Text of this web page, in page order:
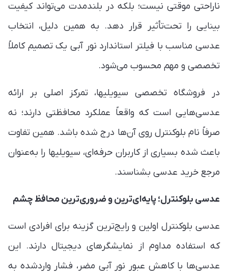
ناراحتی موقتی نیست؛ بلکه در بلندمدت می‌تواند کیفیت
بینایی را تحت‌تأثیر قرار دهد. به همین دلیل، انتخاب
عدسی مناسب با فیلتر استاندارد نور آبی یک تصمیم کاملاً
تخصصی و مهم محسوب می‌شود.
در فروشگاه تخصصی سیویلیها، تمرکز اصلی بر ارائه
عدسی‌هایی است که واقعاً عملکرد محافظتی دارند؛ نه
صرفاً نام بلوکنترل روی آن‌ها درج شده باشد. همین تفاوت
باعث شده بسیاری از کاربران حرفه‌ای، سیویلیها را به‌عنوان
مرجع خرید عدسی بشناسند.
عدسی بلوکنترل؛ پایه‌ای‌ترین و ضروری‌ترین محافظ چشم
عدسی بلوکنترل اولین و رایج‌ترین گزینه برای افرادی است
که استفاده مداوم از نمایشگرهای دیجیتال دارند. این
عدسی‌ها با کاهش عبور نور آبی مضر، فشار واردشده به